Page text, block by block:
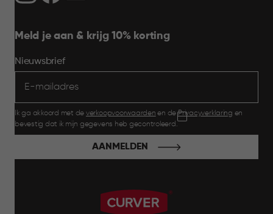
Meld je aan & krijg 10% korting
Nieuwsbrief
Ik ga akkoord met de verkoopvoorwaarden en dePrivacyverklaring en
bevestig dat ik mijn gegevens heb gecontroleerd.
AANMELDEN